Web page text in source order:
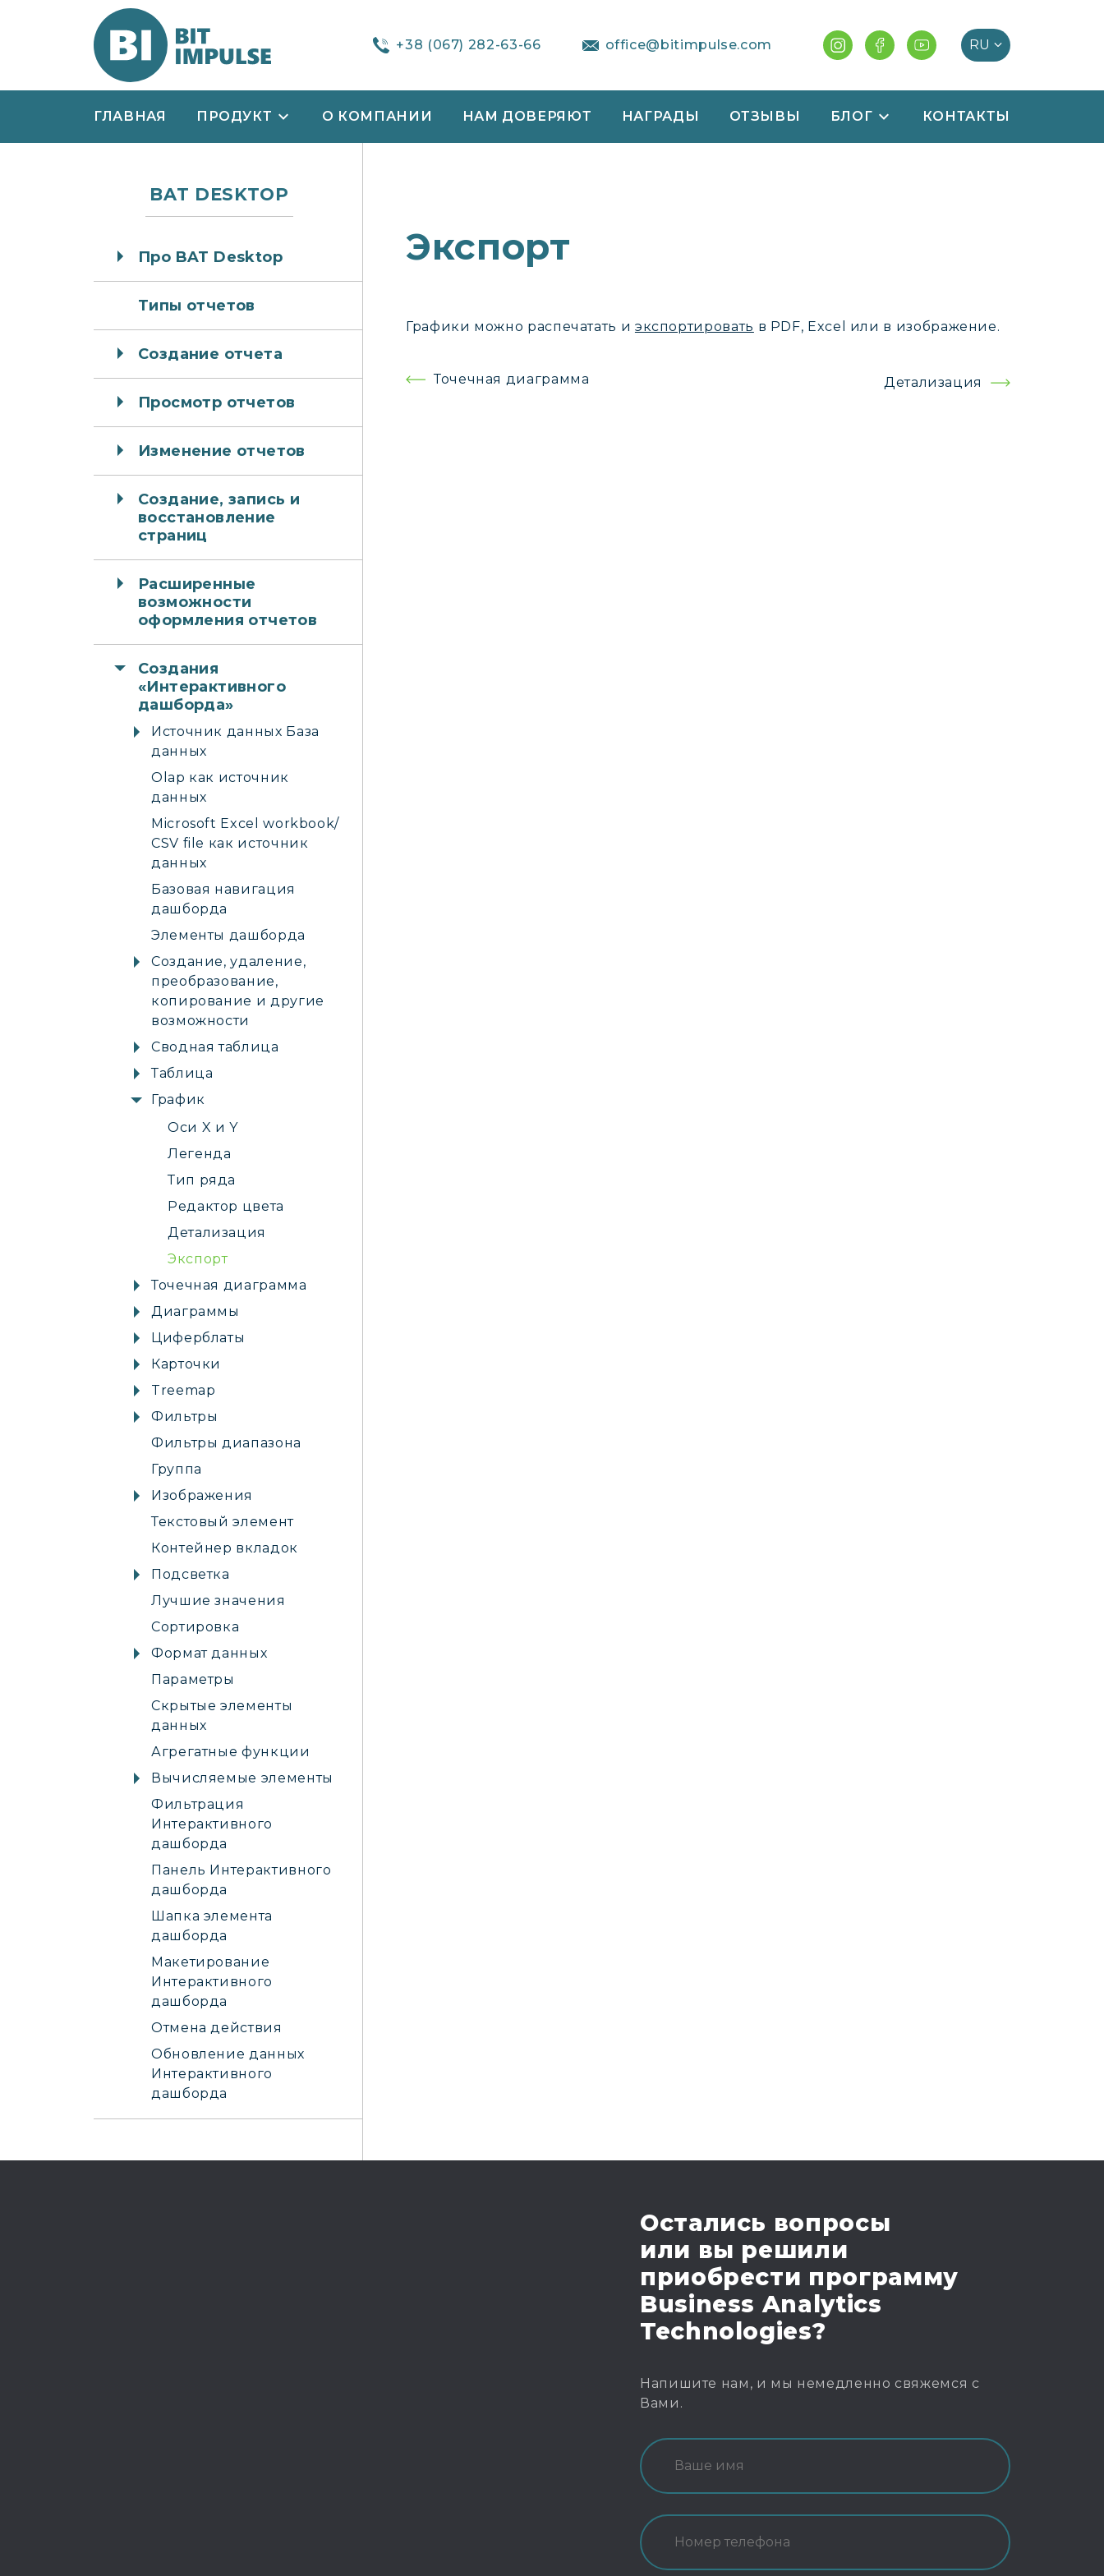
+38 (067) 282-63-66 office@bitimpulse.com
ГЛАВНАЯ ПРОДУКТ О КОМПАНИИ НАМ ДОВЕРЯЮТ НАГРАДЫ ОТЗЫВЫ БЛОГ КОНТАКТЫ
Экспорт
Графики можно распечатать и экспортировать в PDF, Excel или в изображение.
Навигация
Точечная диаграмма Детализация
BAT DESKTOP
Про BAT Desktop
Типы отчетов
Создание отчета
Просмотр отчетов
Изменение отчетов
Создание, запись и
восстановление
страниц
Расширенные
возможности
оформления отчетов
Создания
«Интерактивного
дашборда»
Источник данных База
данных
Olap как источник
данных
Microsoft Excel workbook/
CSV file как источник
данных
Базовая навигация
дашборда
Элементы дашборда
Создание, удаление,
преобразование,
копирование и другие
возможности
Сводная таблица
Таблица
График
Оси X и Y
Легенда
Тип ряда
Редактор цвета
Детализация
Экспорт
Точечная диаграмма
Диаграммы
Циферблаты
Карточки
Treemap
Фильтры
Фильтры диапазона
Группа
Изображения
Текстовый элемент
Контейнер вкладок
Подсветка
Лучшие значения
Сортировка
Формат данных
Параметры
Скрытые элементы
данных
Агрегатные функции
Вычисляемые элементы
Фильтрация
Интерактивного
дашборда
Панель Интерактивного
дашборда
Шапка элемента
дашборда
Макетирование
Интерактивного
дашборда
Отмена действия
Обновление данных
Интерактивного
дашборда
Остались вопросы
или вы решили
приобрести программу
Business Analytics
Technologies?
Напишите нам, и мы немедленно свяжемся с
Вами.